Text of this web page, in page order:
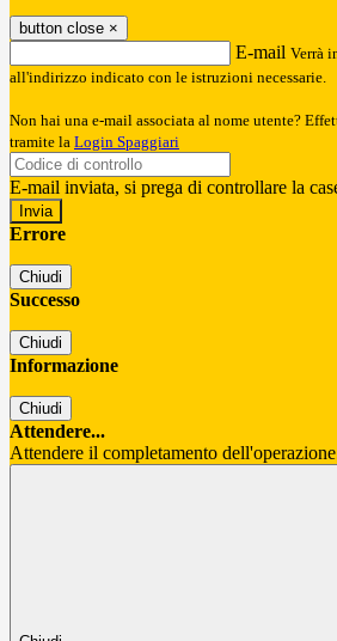
button close ×
E-mail Verrà
all'indirizzo indicato con le istruzioni necessarie.
Non hai una e-mail associata al nome utente?
tramite la Login Spaggiari
E-mail inviata, si prega di controllare la
Errore
Chiudi
Successo
Chiudi
Informazione
Chiudi
Attendere...
Attendere il completamento